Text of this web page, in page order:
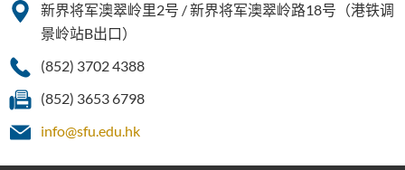
新界将军澳翠岭里2号 / 新界将军澳翠岭路18号（港铁调
景岭站B出口）
(852) 3702 4388
(852) 3653 6798
info@sfu.edu.hk